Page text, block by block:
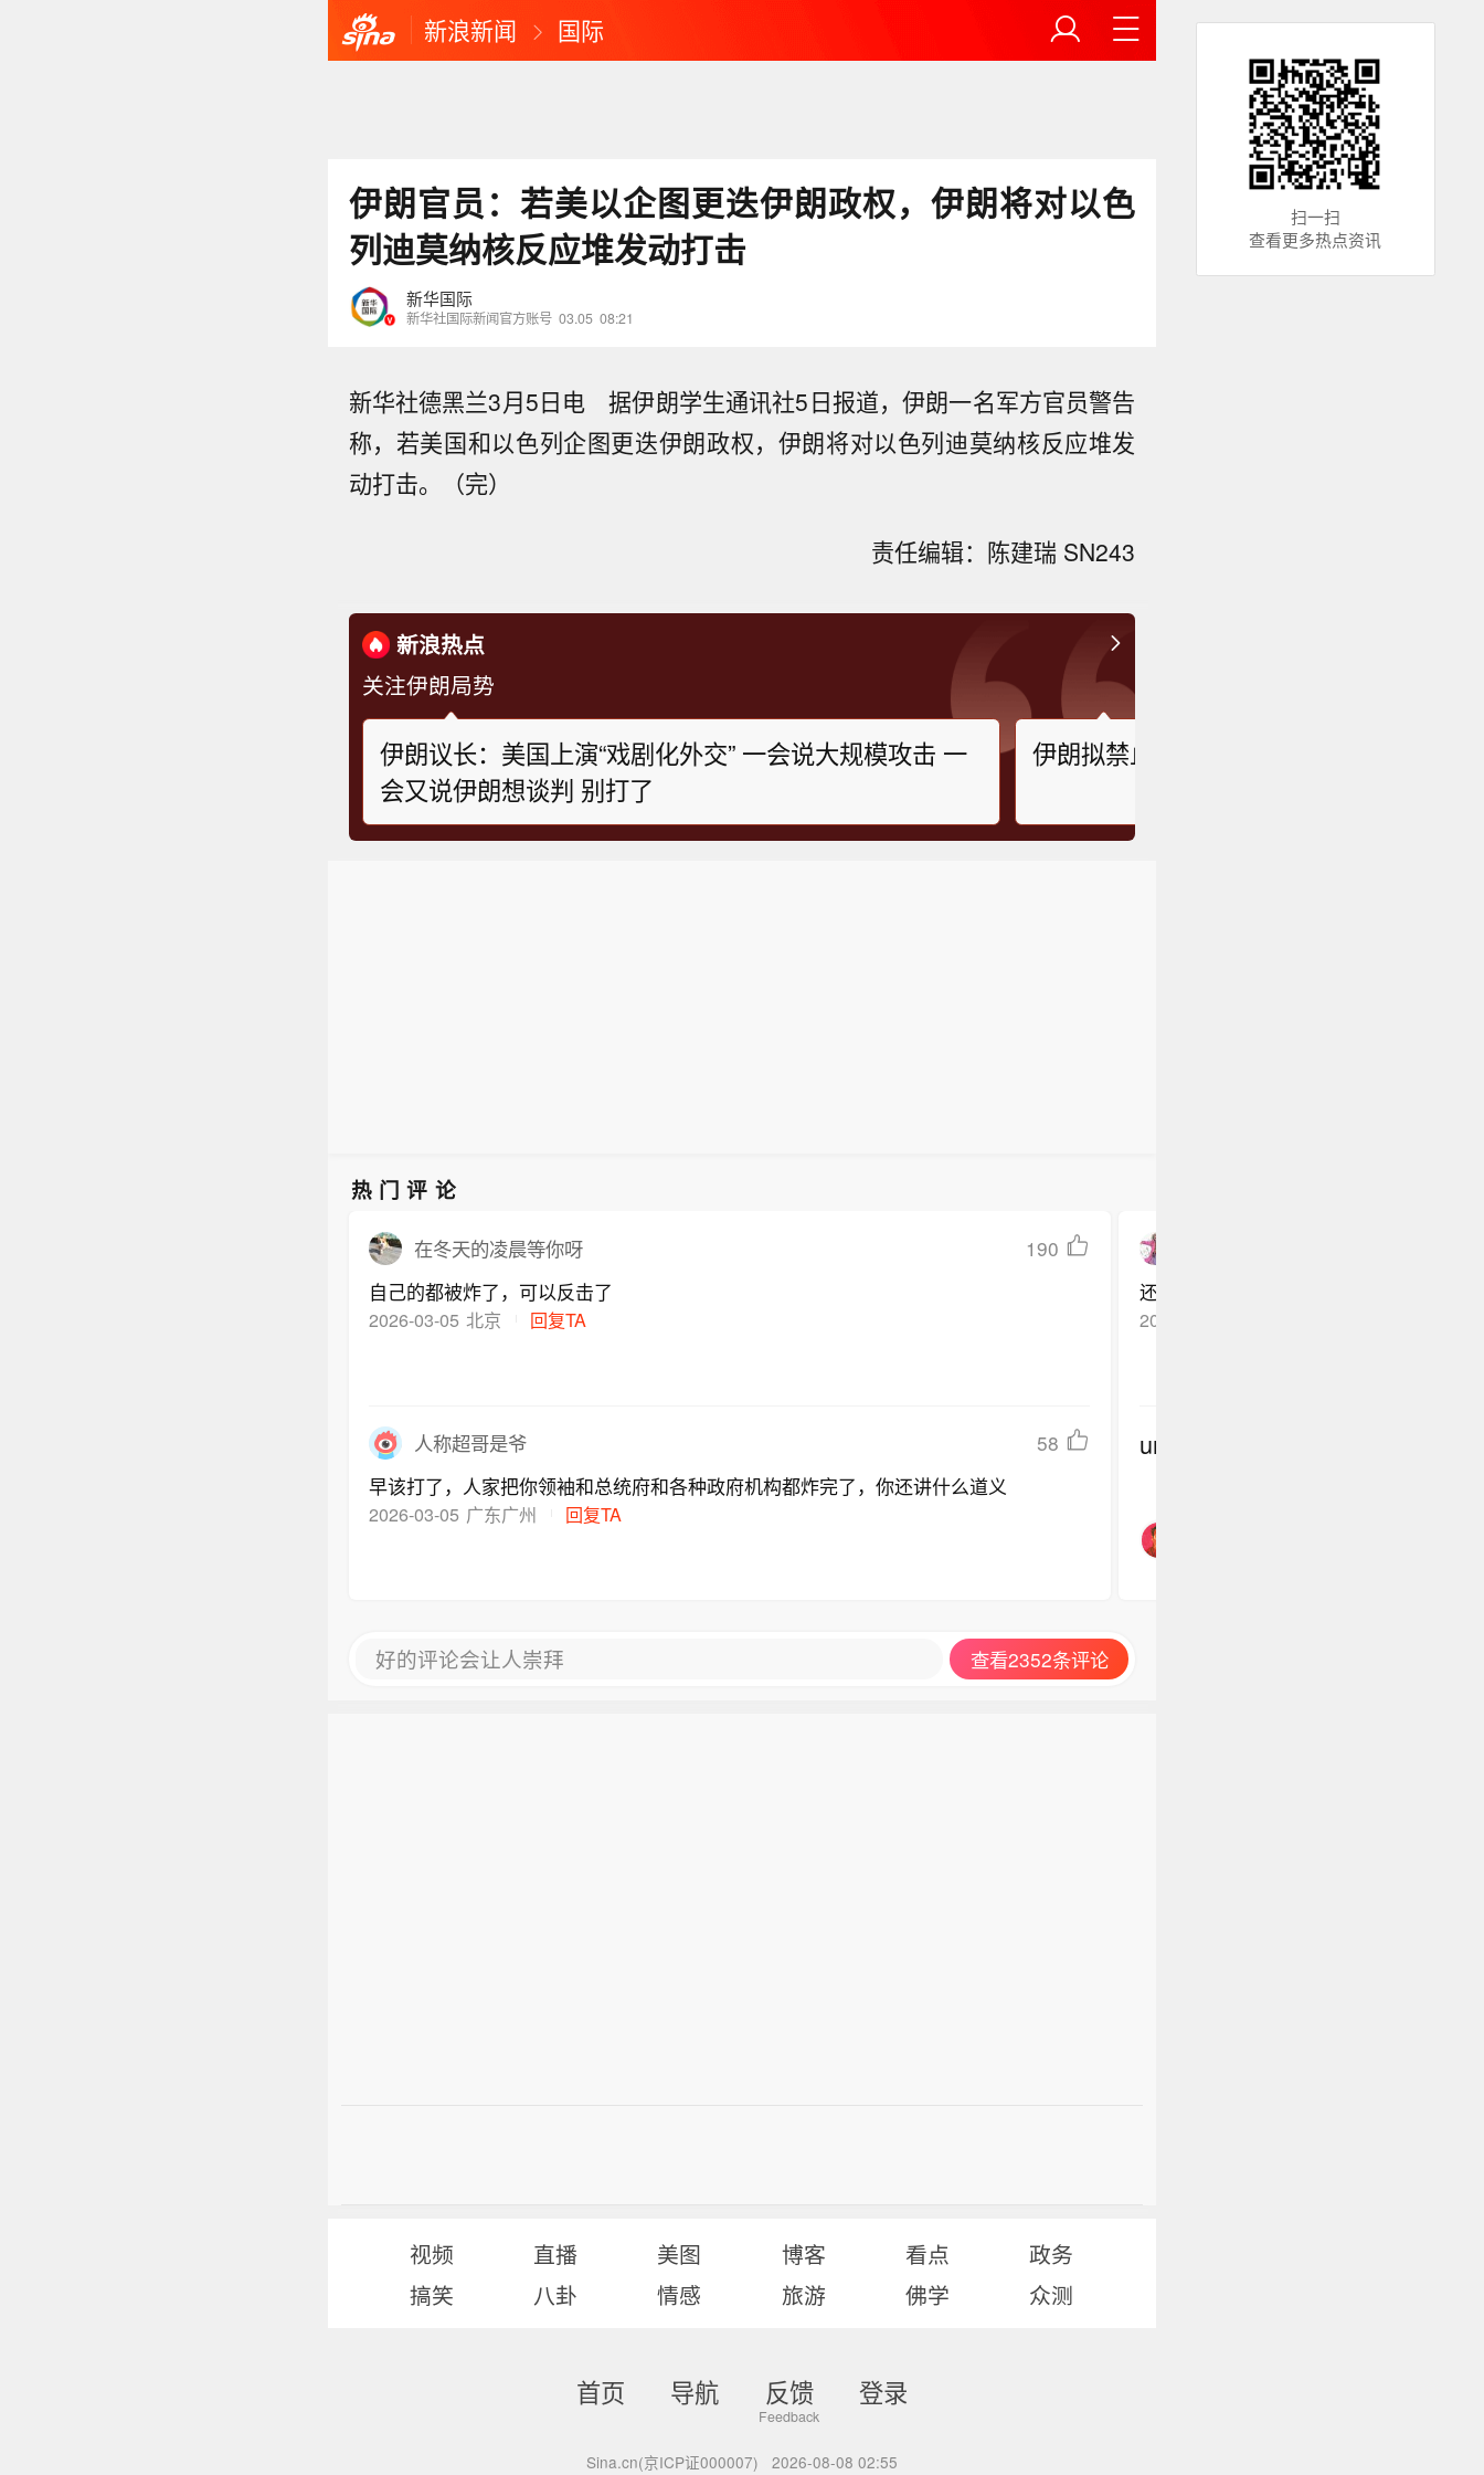
新浪新闻 国际
伊朗官员：若美以企图更迭伊朗政权，伊朗将对以色
列迪莫纳核反应堆发动打击
新华国际
新华社国际新闻官方账号 03.05 08:21
新华社德黑兰3月5日电 据伊朗学生通讯社5日报道，伊朗一名军方官员警告
称，若美国和以色列企图更迭伊朗政权，伊朗将对以色列迪莫纳核反应堆发
动打击。（完）
责任编辑：陈建瑞 SN243
新浪热点
关注伊朗局势
伊朗议长：美国上演“戏剧化外交” 一会说大规模攻击 一
会又说伊朗想谈判 别打了
伊朗拟禁止敌对方通行霍尔木兹海峡
热门评论
在冬天的凌晨等你呀
190
自己的都被炸了，可以反击了
2026-03-05 北京 回复TA
人称超哥是爷
58
早该打了，人家把你领袖和总统府和各种政府机构都炸完了，你还讲什么道义
2026-03-05 广东广州 回复TA
还带预告的呢
2026-03-05
undefined
好的评论会让人崇拜 查看2352条评论
视频 直播 美图 博客 看点
政务
搞笑
八卦 情感 旅游 佛学 众测
首页 导航 反馈 登录
Sina.cn(京ICP证000007) 2026-08-08 02:55
扫一扫
查看更多热点资讯